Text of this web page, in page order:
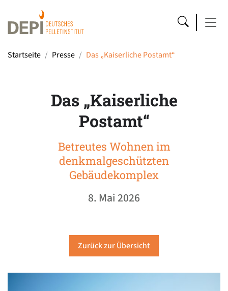
Startseite Presse Das „Kaiserliche Postamt“
Das „Kaiserliche
Postamt“
Betreutes Wohnen im
denkmalgeschützten
Gebäudekomplex
8. Mai 2026
Zurück zur Übersicht